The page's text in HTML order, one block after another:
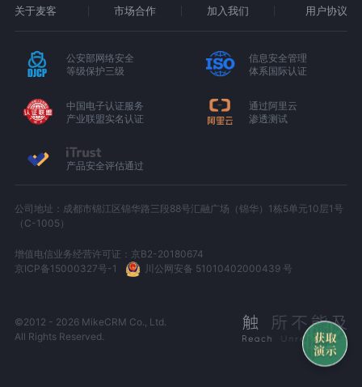
关于麦客 市场合作 加入我们 用户协议
公安部网络安全
等级保护三级
信息安全管理
体系国际认证
中国电子认证服务
产业联盟实名认证
通过阿里云
渗透测试
产品安全评估通过
公司地址：成都市锦江区锦华路三段88号汇融广场（锦华）1栋5单元10层1号
（C-1005）
增值电信业务经营许可证：京B2-20180674
京ICP备15000327号-1
川公网安备 51010402000439 号
©2012 - 2026 MikeCRM Co., Ltd.
All Rights Reserved.